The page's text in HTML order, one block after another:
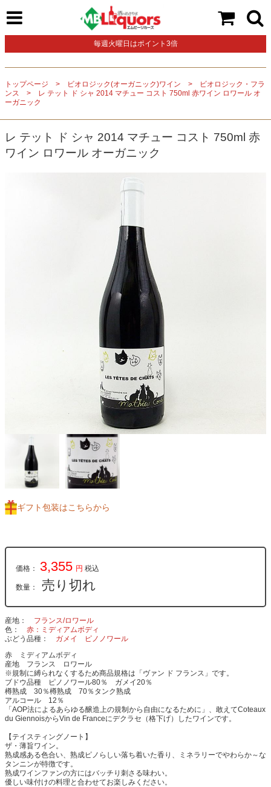
毎週火曜日はポイント3倍
トップページ ビオロジック(オーガニック)ワイン
ビオロジック・フラ
ンス
レ テット ド シャ 2014 マチュー コスト 750ml 赤ワイン ロワール オ
ーガニック
レ テット ド シャ 2014 マチュー コスト 750ml 赤
ワイン ロワール オーガニック
ギフト包装はこちらから
価格： 3,355 円 税込
数量： 売り切れ
産地
フランス/ロワール
色
赤：ミディアムボディ
ぶどう品種
ガメイ
ピノノワール
赤 ミディアムボディ
産地 フランス ロワール
※規制に縛られなくするため商品規格は「ヴァン ド フランス」です。
ブドウ品種 ピノノワール80％ ガメイ20％
樽熟成 30％樽熟成 70％タンク熟成
アルコール 12％
「AOP法によるあらゆる醸造上の規制から自由になるために」、敢えてCoteaux
du GiennoisからVin de Franceにデクラセ（格下げ）したワインです。
【テイスティングノート】
ザ・薄旨ワイン。
熟成感ある色合い、熟成ピノらしい落ち着いた香り、ミネラリーでやわらか～な
タンニンが特徴です。
熟成ワインファンの方にはバッチり刺さる味わい。
優しい味付けの料理と合わせてお楽しみください。